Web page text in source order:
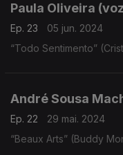
Paula Oliveira
Ep. 23
05 jun. 2024
“Todo Sentimento”
André Sousa
Ep. 22
29 mai. 2024
“Beaux Arts” (Buddy